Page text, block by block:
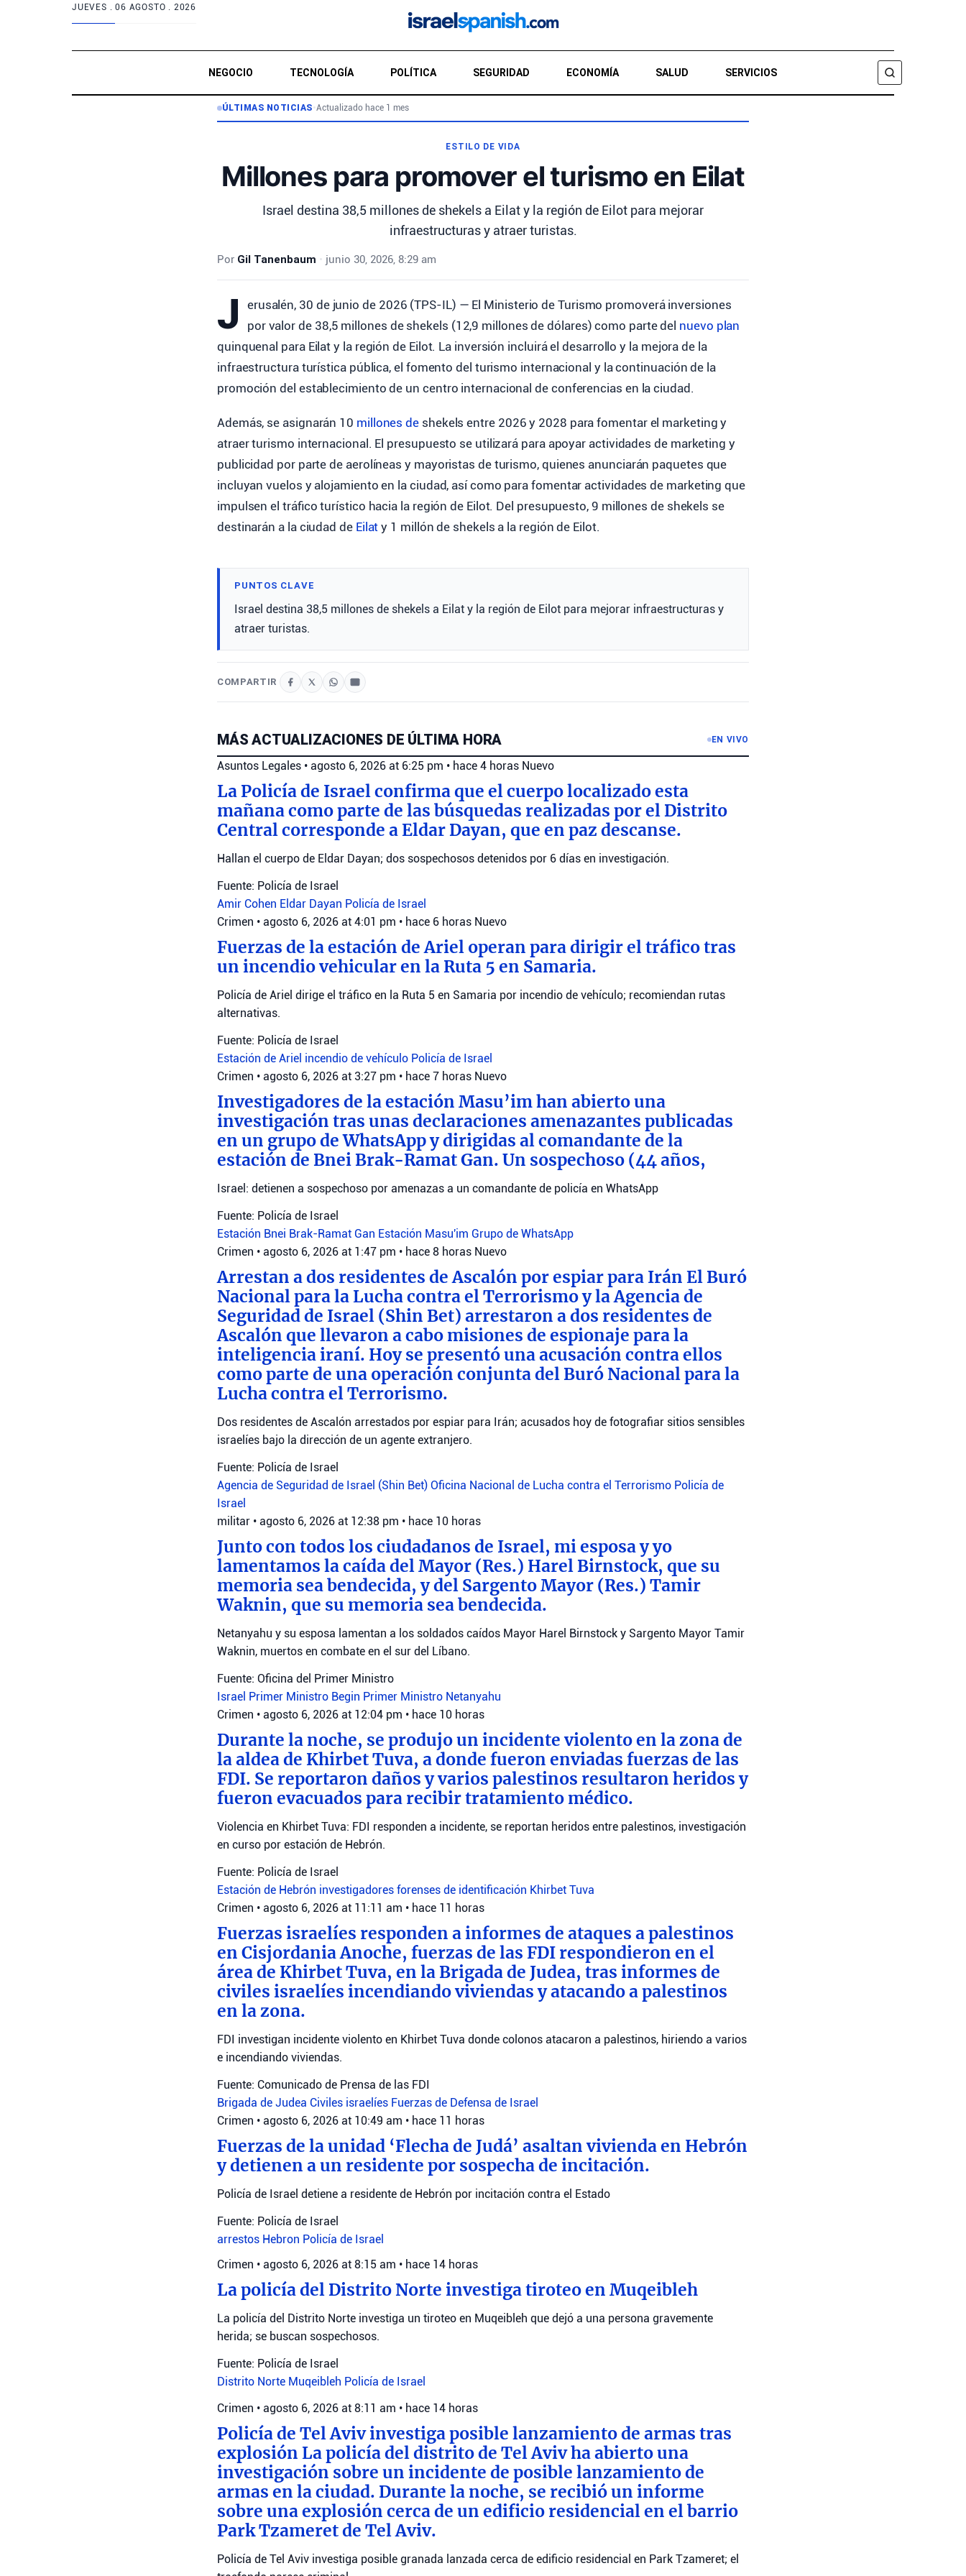
JUEVES .06 AGOSTO . 2026
NEGOCIO TECNOLOGÍA POLÍTICA SEGURIDAD ECONOMÍA SALUD SERVICIOS
BUSCAR
ÚLTIMAS NOTICIAS•Actualizado hace 1 mes
ESTILO DE VIDA
Millones para promover el turismo en Eilat
Israel destina 38,5 millones de shekels a Eilat y la región de Eilot para mejorar
infraestructuras y atraer turistas.
Por Gil Tanenbaum • junio 30, 2026, 8:29 am
J
erusalén, 30 de junio de 2026 (TPS-IL) — El Ministerio de Turismo promoverá inversiones
por valor de 38,5 millones de shekels (12,9 millones de dólares) como parte del nuevo plan
quinquenal para Eilat y la región de Eilot. La inversión incluirá el desarrollo y la mejora de la
infraestructura turística pública, el fomento del turismo internacional y la continuación de la
promoción del establecimiento de un centro internacional de conferencias en la ciudad.
Además, se asignarán 10 millones de shekels entre 2026 y 2028 para fomentar el marketing y
atraer turismo internacional. El presupuesto se utilizará para apoyar actividades de marketing y
publicidad por parte de aerolíneas y mayoristas de turismo, quienes anunciarán paquetes que
incluyan vuelos y alojamiento en la ciudad, así como para fomentar actividades de marketing que
impulsen el tráfico turístico hacia la región de Eilot. Del presupuesto, 9 millones de shekels se
destinarán a la ciudad de Eilat y 1 millón de shekels a la región de Eilot.
PUNTOS CLAVE
Israel destina 38,5 millones de shekels a Eilat y la región de Eilot para mejorar infraestructuras y
atraer turistas.
COMPARTIR
MÁS ACTUALIZACIONES DE ÚLTIMA HORA EN VIVO
Asuntos Legales • agosto 6, 2026 at 6:25 pm • hace 4 horas Nuevo
La Policía de Israel confirma que el cuerpo localizado esta
mañana como parte de las búsquedas realizadas por el Distrito
Central corresponde a Eldar Dayan, que en paz descanse.
Hallan el cuerpo de Eldar Dayan; dos sospechosos detenidos por 6 días en investigación.
Fuente: Policía de Israel
Amir Cohen Eldar Dayan Policía de Israel
Crimen • agosto 6, 2026 at 4:01 pm • hace 6 horas Nuevo
Fuerzas de la estación de Ariel operan para dirigir el tráfico tras
un incendio vehicular en la Ruta 5 en Samaria.
Policía de Ariel dirige el tráfico en la Ruta 5 en Samaria por incendio de vehículo; recomiendan rutas
alternativas.
Fuente: Policía de Israel
Estación de Ariel incendio de vehículo Policía de Israel
Crimen • agosto 6, 2026 at 3:27 pm • hace 7 horas Nuevo
Investigadores de la estación Masu’im han abierto una
investigación tras unas declaraciones amenazantes publicadas
en un grupo de WhatsApp y dirigidas al comandante de la
estación de Bnei Brak-Ramat Gan. Un sospechoso (44 años,
Israel: detienen a sospechoso por amenazas a un comandante de policía en WhatsApp
Fuente: Policía de Israel
Estación Bnei Brak-Ramat Gan Estación Masu'im Grupo de WhatsApp
Crimen • agosto 6, 2026 at 1:47 pm • hace 8 horas Nuevo
Arrestan a dos residentes de Ascalón por espiar para Irán El Buró
Nacional para la Lucha contra el Terrorismo y la Agencia de
Seguridad de Israel (Shin Bet) arrestaron a dos residentes de
Ascalón que llevaron a cabo misiones de espionaje para la
inteligencia iraní. Hoy se presentó una acusación contra ellos
como parte de una operación conjunta del Buró Nacional para la
Lucha contra el Terrorismo.
Dos residentes de Ascalón arrestados por espiar para Irán; acusados hoy de fotografiar sitios sensibles
israelíes bajo la dirección de un agente extranjero.
Fuente: Policía de Israel
Agencia de Seguridad de Israel (Shin Bet) Oficina Nacional de Lucha contra el Terrorismo Policía de
Israel
militar • agosto 6, 2026 at 12:38 pm • hace 10 horas
Junto con todos los ciudadanos de Israel, mi esposa y yo
lamentamos la caída del Mayor (Res.) Harel Birnstock, que su
memoria sea bendecida, y del Sargento Mayor (Res.) Tamir
Waknin, que su memoria sea bendecida.
Netanyahu y su esposa lamentan a los soldados caídos Mayor Harel Birnstock y Sargento Mayor Tamir
Waknin, muertos en combate en el sur del Líbano.
Fuente: Oficina del Primer Ministro
Israel Primer Ministro Begin Primer Ministro Netanyahu
Crimen • agosto 6, 2026 at 12:04 pm • hace 10 horas
Durante la noche, se produjo un incidente violento en la zona de
la aldea de Khirbet Tuva, a donde fueron enviadas fuerzas de las
FDI. Se reportaron daños y varios palestinos resultaron heridos y
fueron evacuados para recibir tratamiento médico.
Violencia en Khirbet Tuva: FDI responden a incidente, se reportan heridos entre palestinos, investigación
en curso por estación de Hebrón.
Fuente: Policía de Israel
Estación de Hebrón investigadores forenses de identificación Khirbet Tuva
Crimen • agosto 6, 2026 at 11:11 am • hace 11 horas
Fuerzas israelíes responden a informes de ataques a palestinos
en Cisjordania Anoche, fuerzas de las FDI respondieron en el
área de Khirbet Tuva, en la Brigada de Judea, tras informes de
civiles israelíes incendiando viviendas y atacando a palestinos
en la zona.
FDI investigan incidente violento en Khirbet Tuva donde colonos atacaron a palestinos, hiriendo a varios
e incendiando viviendas.
Fuente: Comunicado de Prensa de las FDI
Brigada de Judea Civiles israelíes Fuerzas de Defensa de Israel
Crimen • agosto 6, 2026 at 10:49 am • hace 11 horas
Fuerzas de la unidad ‘Flecha de Judá’ asaltan vivienda en Hebrón
y detienen a un residente por sospecha de incitación.
Policía de Israel detiene a residente de Hebrón por incitación contra el Estado
Fuente: Policía de Israel
arrestos Hebron Policía de Israel
Crimen • agosto 6, 2026 at 8:15 am • hace 14 horas
La policía del Distrito Norte investiga tiroteo en Muqeibleh
La policía del Distrito Norte investiga un tiroteo en Muqeibleh que dejó a una persona gravemente
herida; se buscan sospechosos.
Fuente: Policía de Israel
Distrito Norte Muqeibleh Policía de Israel
Crimen • agosto 6, 2026 at 8:11 am • hace 14 horas
Policía de Tel Aviv investiga posible lanzamiento de armas tras
explosión La policía del distrito de Tel Aviv ha abierto una
investigación sobre un incidente de posible lanzamiento de
armas en la ciudad. Durante la noche, se recibió un informe
sobre una explosión cerca de un edificio residencial en el barrio
Park Tzameret de Tel Aviv.
Policía de Tel Aviv investiga posible granada lanzada cerca de edificio residencial en Park Tzameret; el